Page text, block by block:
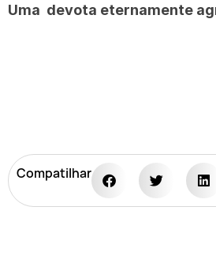
Uma devota eternamente
Compatilhar